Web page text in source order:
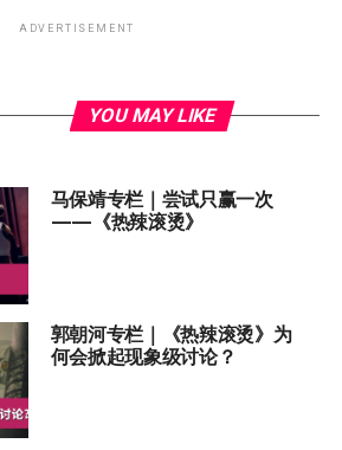
ADVERTISEMENT
YOU MAY LIKE
马保靖专栏｜尝试只赢一次
——《热辣滚烫》
郭朝河专栏｜《热辣滚烫》为
何会掀起现象级讨论？